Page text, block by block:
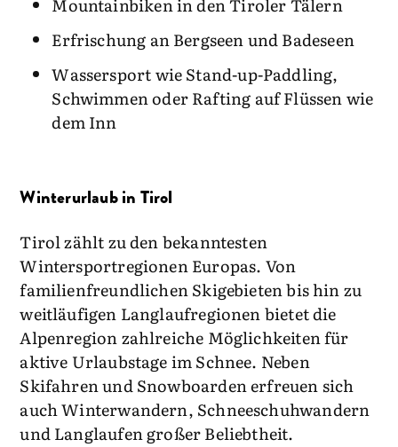
Mountainbiken in den Tiroler Tälern
Erfrischung an Bergseen und Badeseen
Wassersport wie Stand-up-Paddling,
Schwimmen oder Rafting auf Flüssen wie
dem Inn
Winterurlaub in Tirol
Tirol zählt zu den bekanntesten
Wintersportregionen Europas. Von
familienfreundlichen Skigebieten bis hin zu
weitläufigen Langlaufregionen bietet die
Alpenregion zahlreiche Möglichkeiten für
aktive Urlaubstage im Schnee. Neben
Skifahren und Snowboarden erfreuen sich
auch Winterwandern, Schneeschuhwandern
und Langlaufen großer Beliebtheit.